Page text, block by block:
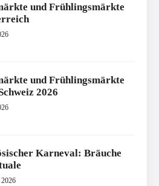
und Frühlingsmärkte
und Frühlingsmärkte
2026
Karneval: Bräuche